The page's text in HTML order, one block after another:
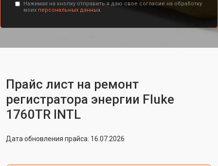
Нажимая на кнопку отправить я даю свое согласие на обработку
моих персональных данных.
Прайс лист на ремонт
регистратора энергии Fluke
1760TR INTL
Дата обновления прайса: 16.07.2026